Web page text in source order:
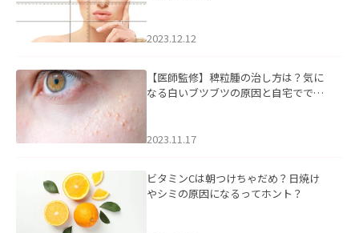
2023.12.12
【医師監修】稗粒腫の治し方は？気に
なる白いブツブツの原因と自宅ででき
2023.11.17
ビタミンCは朝つけちゃだめ？日焼け
やシミの原因になるってホント？